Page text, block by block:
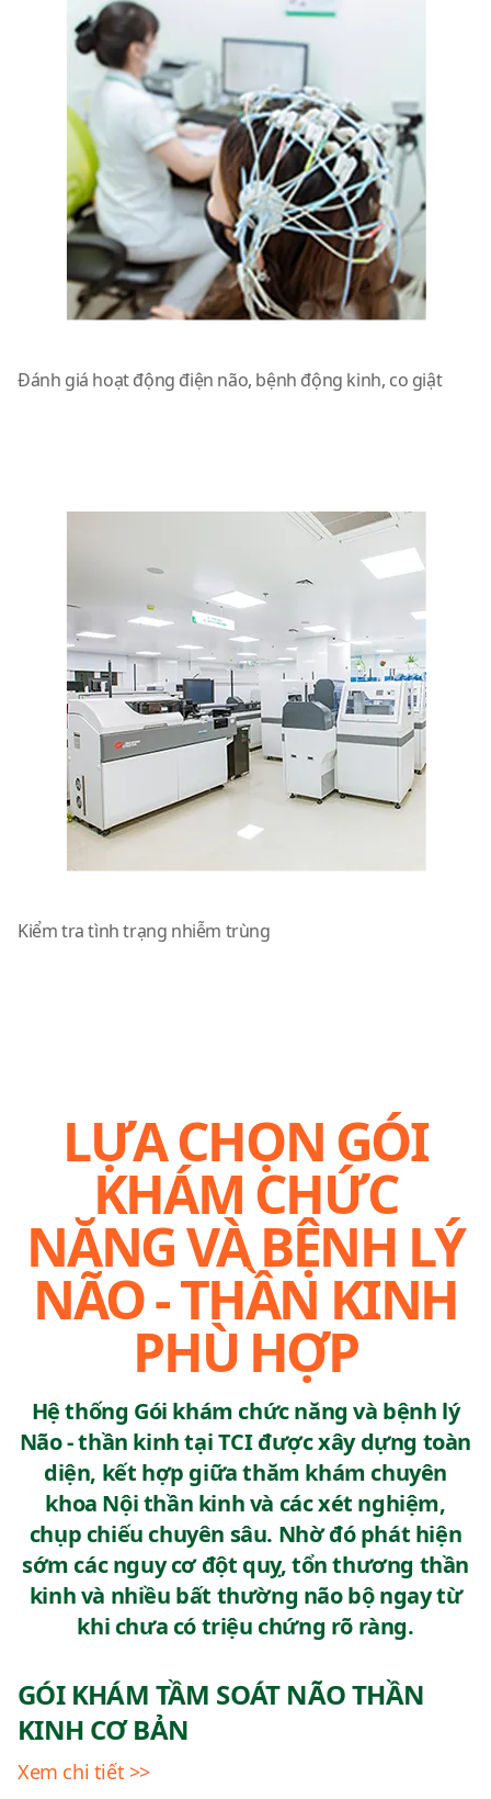
Đánh giá hoạt động điện não, bệnh động kinh, co giật
Kiểm tra tình trạng nhiễm trùng
LỰA CHỌN GÓI
KHÁM CHỨC
NĂNG VÀ BỆNH LÝ
NÃO - THẦN KINH
PHÙ HỢP
Hệ thống Gói khám chức năng và bệnh lý
Não - thần kinh tại TCI được xây dựng toàn
diện, kết hợp giữa thăm khám chuyên
khoa Nội thần kinh và các xét nghiệm,
chụp chiếu chuyên sâu. Nhờ đó phát hiện
sớm các nguy cơ đột quỵ, tổn thương thần
kinh và nhiều bất thường não bộ ngay từ
khi chưa có triệu chứng rõ ràng.
GÓI KHÁM TẦM SOÁT NÃO THẦN
KINH CƠ BẢN
Xem chi tiết >>